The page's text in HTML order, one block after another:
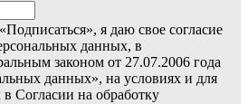
я даю свое согласие
данных, в
законом от 27.07.2006 года
данных», на условиях и для
Согласии на обработку